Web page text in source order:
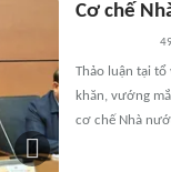
Cơ chế
Thảo luận tại
khăn, vướng
cơ chế Nhà